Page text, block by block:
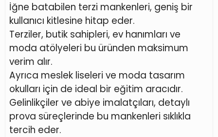
İğne batabilen terzi mankenleri, geniş bir
kullanıcı kitlesine hitap eder.
Terziler, butik sahipleri, ev hanımları ve
moda atölyeleri bu üründen maksimum
verim alır.
Ayrıca meslek liseleri ve moda tasarım
okulları için de ideal bir eğitim aracıdır.
Gelinlikçiler ve abiye imalatçıları, detaylı
prova süreçlerinde bu mankenleri sıklıkla
tercih eder.